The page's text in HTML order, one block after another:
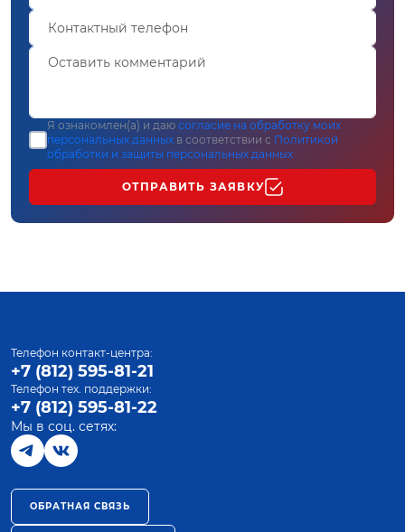
Я ознакомлен(а) и даю согласие на обработку моих
персональных данных в соответствии с Политикой
обработки и защиты персональных данных
ОТПРАВИТЬ ЗАЯВКУ
Телефон контакт-центра:
+7 (812) 595-81-21
Телефон тех. поддержки:
+7 (812) 595-81-22
Мы в соц. сетях:
ОБРАТНАЯ СВЯЗЬ